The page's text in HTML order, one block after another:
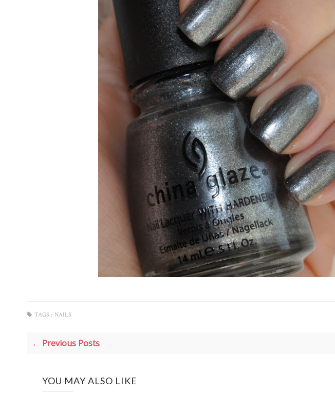
TAGS : NAILS
← Previous Posts
YOU MAY ALSO LIKE